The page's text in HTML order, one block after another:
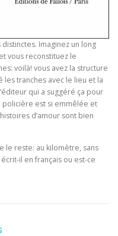
Imaginez un long
vous reconstituez le
voilà! vous avez la structure
tranches avec le lieu et la
qui a suggéré ça pour
policière est si emmêlée et
d’amour sont bien
le reste: au kilomètre, sans
il en français ou est-ce